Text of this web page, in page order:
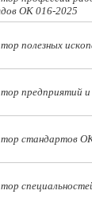
ОК 016-2025
полезных
предприятий
стандартов